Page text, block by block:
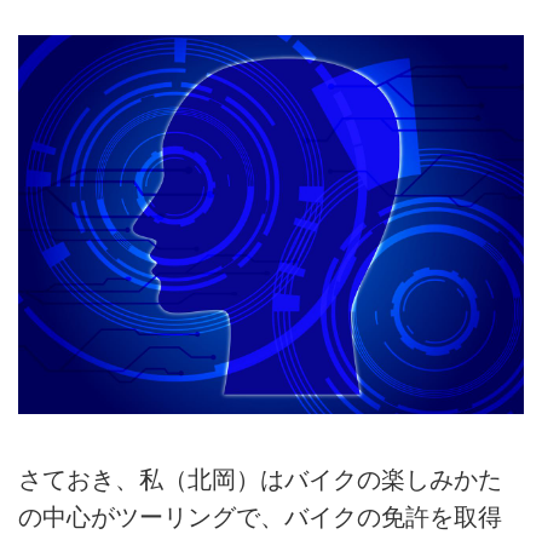
さておき、私（北岡）はバイクの楽しみかた
の中心がツーリングで、バイクの免許を取得